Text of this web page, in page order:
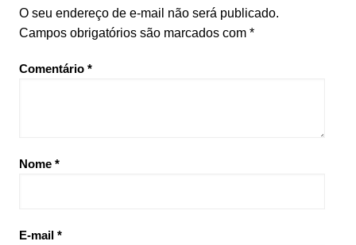
O seu endereço de e-mail não será publicado.
Campos obrigatórios são marcados com *
Comentário *
Nome *
E-mail *